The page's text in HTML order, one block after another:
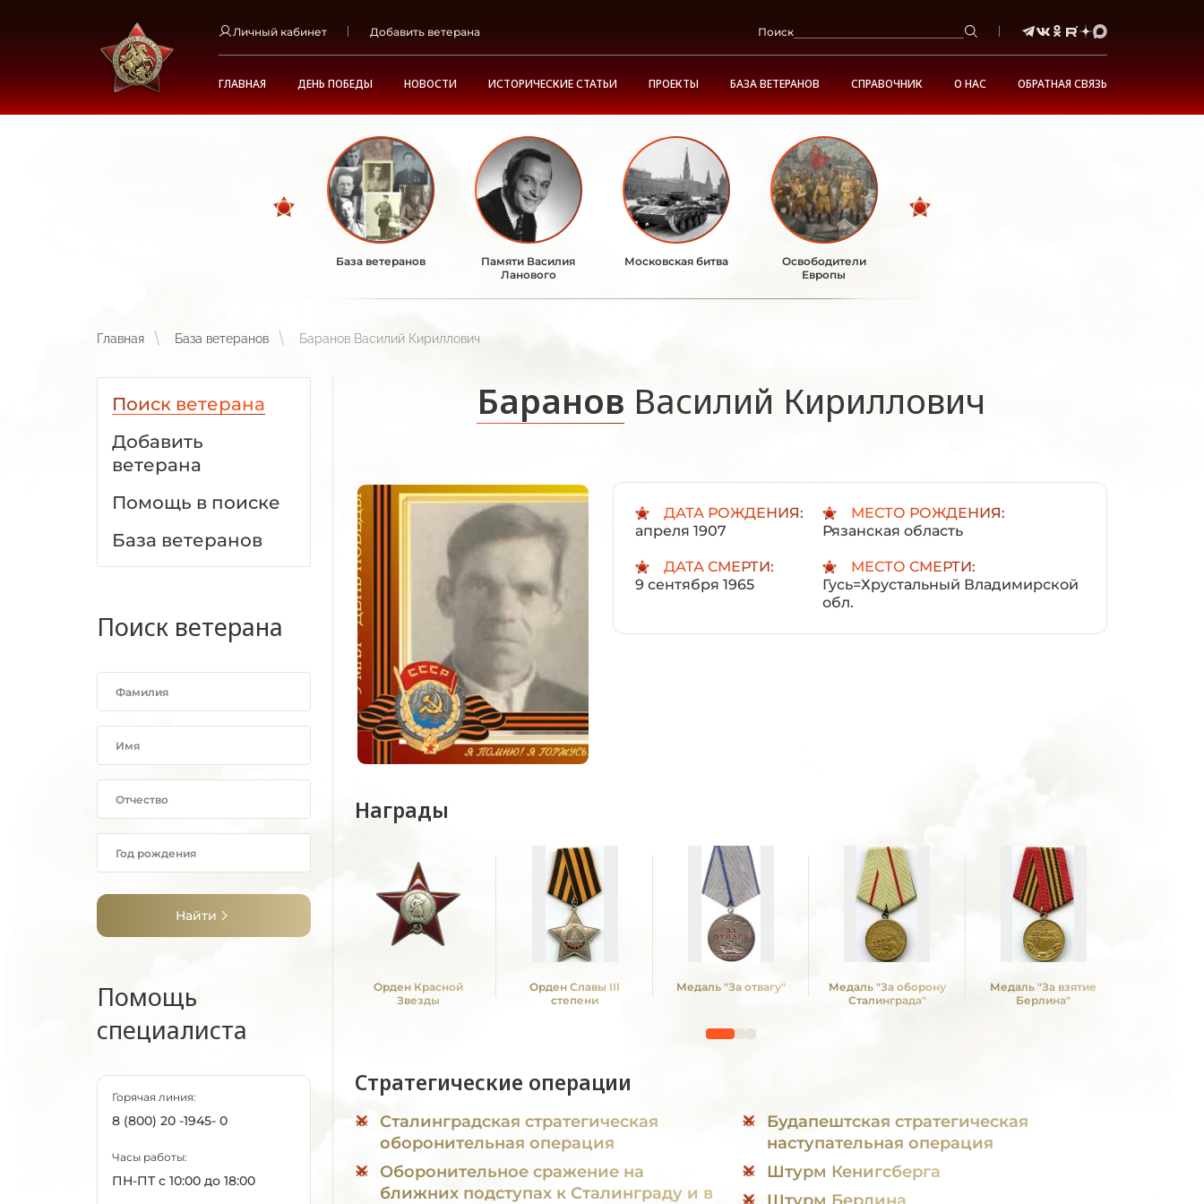
Личный кабинет Добавить ветерана Поиск
ГЛАВНАЯ ДЕНЬ ПОБЕДЫ НОВОСТИ ИСТОРИЧЕСКИЕ СТАТЬИ ПРОЕКТЫ БАЗА ВЕТЕРАНОВ СПРАВОЧНИК О НАС ОБРАТНАЯ СВЯЗЬ
База ветеранов
Памяти Василия
Ланового
Московская битва
Освободители
Европы
Главная База ветеранов Баранов Василий Кириллович
Поиск ветерана
Добавить
ветерана
Помощь в поиске
База ветеранов
Поиск ветерана
Найти
Помощь
специалиста
Горячая линия:
8 (800) 20 -1945- 0
Часы работы:
ПН-ПТ с 10:00 до 18:00
Баранов Василий Кириллович
ДАТА РОЖДЕНИЯ:
апреля 1907
МЕСТО РОЖДЕНИЯ:
Рязанская область
ДАТА СМЕРТИ:
9 сентября 1965
МЕСТО СМЕРТИ:
Гусь=Хрустальный Владимирской
обл.
Награды
Орден Красной
Звезды
Орден Славы III
степени
Медаль "За отвагу"
Медаль "За оборону
Сталинграда"
Медаль "За взятие
Берлина"
Стратегические операции
Сталинградская стратегическая
оборонительная операция
Оборонительное сражение на
ближних подступах к Сталинграду и в
Будапештская стратегическая
наступательная операция
Штурм Кенигсберга